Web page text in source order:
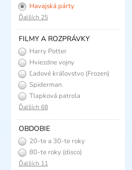
Havajská párty
Ďalších 25
FILMY A ROZPRÁVKY
Harry Potter
Hviezdne vojny
Ľadové kráľovstvo (Frozen)
Spiderman
Tlapková patrola
Ďalších 68
OBDOBIE
20-te a 30-te roky
(charleston)
80-te roky (disco)
Ďalších 11